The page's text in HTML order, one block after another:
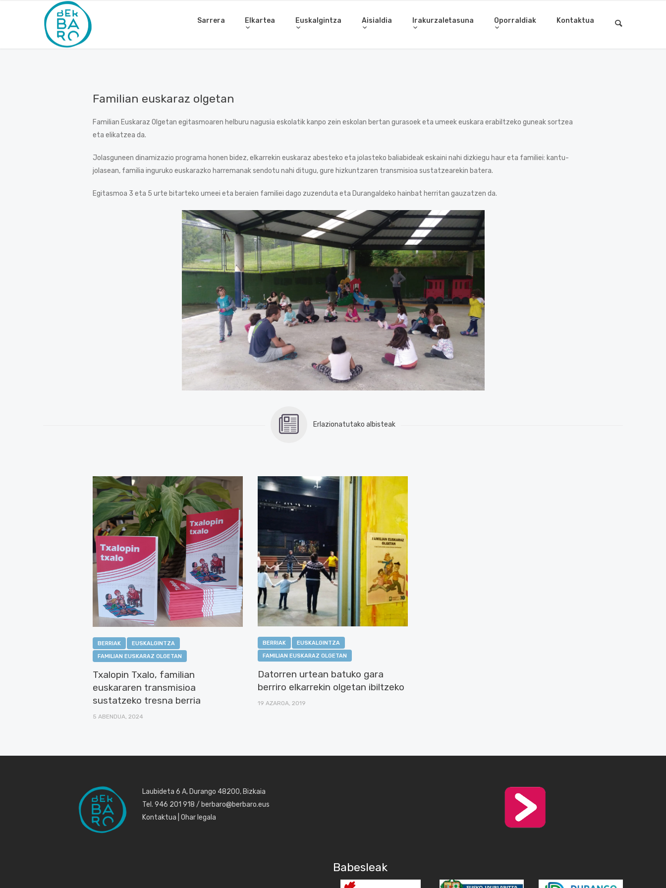
Sarrera Elkartea Euskalgintza Aisialdia Irakurzaletasuna Oporraldiak Kontaktua
Familian euskaraz olgetan
Familian Euskaraz Olgetan egitasmoaren helburu nagusia eskolatik kanpo zein eskolan bertan gurasoek eta umeek euskara erabiltzeko guneak sortzea
eta elikatzea da.
Jolasguneen dinamizazio programa honen bidez, elkarrekin euskaraz abesteko eta jolasteko baliabideak eskaini nahi dizkiegu haur eta familiei: kantu-
jolasean, familia inguruko euskarazko harremanak sendotu nahi ditugu, gure hizkuntzaren transmisioa sustatzearekin batera.
Egitasmoa 3 eta 5 urte bitarteko umeei eta beraien familiei dago zuzenduta eta Durangaldeko hainbat herritan gauzatzen da.
Erlazionatutako albisteak
BERRIAK
EUSKALGINTZA
FAMILIAN EUSKARAZ OLGETAN
Txalopin Txalo, familian
euskararen transmisioa
sustatzeko tresna berria
5 ABENDUA, 2024
BERRIAK
EUSKALGINTZA
FAMILIAN EUSKARAZ OLGETAN
Datorren urtean batuko gara
berriro elkarrekin olgetan ibiltzeko
19 AZAROA, 2019
Laubideta 6 A, Durango 48200, Bizkaia
Tel. 946 201 918 / berbaro@berbaro.eus
Kontaktua Ohar legala
Babesleak